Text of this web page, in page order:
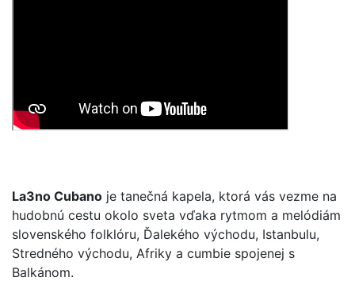
La3no Cubano je tanečná kapela, ktorá vás vezme na
hudobnú cestu okolo sveta vďaka rytmom a melódiám
slovenského folklóru, Ďalekého východu, Istanbulu,
Stredného východu, Afriky a cumbie spojenej s
Balkánom.